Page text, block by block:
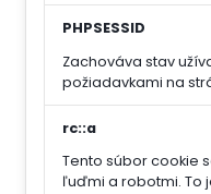
PHPSESSID
Zachováva stav
požiadavkami na
rc::a
Tento súbor cookie
ľuďmi a robotmi. To